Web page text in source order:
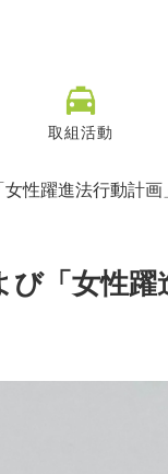
取組活動
性躍進法行動計画
び「女性